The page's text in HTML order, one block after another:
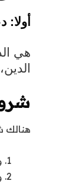
هي
هنالك